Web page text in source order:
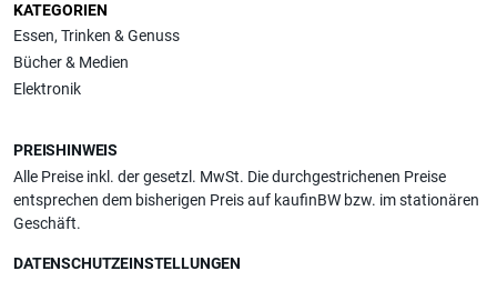
KATEGORIEN
Essen, Trinken & Genuss
Bücher & Medien
Elektronik
PREISHINWEIS
Alle Preise inkl. der gesetzl. MwSt. Die durchgestrichenen Preise
entsprechen dem bisherigen Preis auf kaufinBW bzw. im stationären
Geschäft.
DATENSCHUTZEINSTELLUNGEN